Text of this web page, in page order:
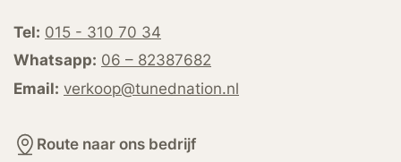
Tel: 015 - 310 70 34
Whatsapp: 06 – 82387682
Email: verkoop@tunednation.nl
Route naar ons bedrijf